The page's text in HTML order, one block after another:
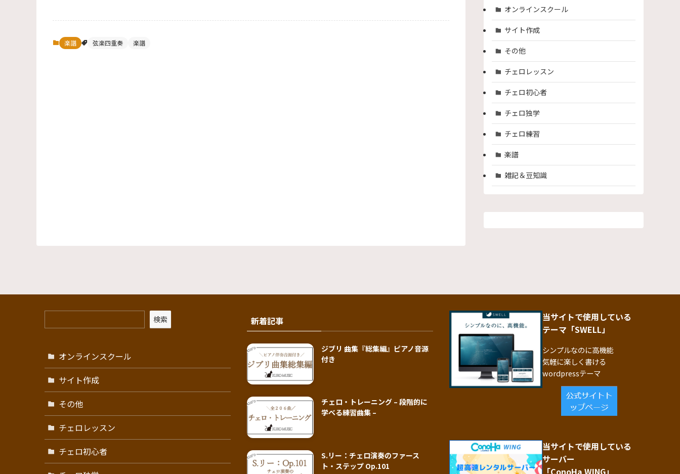
楽譜 弦楽四重奏 楽譜
オンラインスクール
サイト作成
その他
チェロレッスン
チェロ初心者
チェロ独学
チェロ練習
楽譜
雑記＆豆知識
検索
オンラインスクール
サイト作成
その他
チェロレッスン
チェロ初心者
新着記事
ジブリ 曲集『総集編』ピアノ音源
付き
チェロ・トレーニング – 段階的に
学べる練習曲集 –
S.リー：チェロ演奏のファース
ト・ステップ Op.101
当サイトで使用している
テーマ「SWELL」
シンプルなのに高機能
気軽に楽しく書ける
wordpressテーマ
当サイトで使用している
サーバー